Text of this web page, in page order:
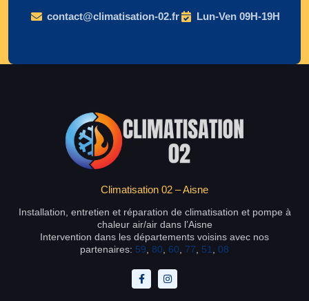
contact@climatisation-02.fr Lun-Ven 09H-19H
Climatisation 02 – Aisne
Installation, entretien et réparation de climatisation et pompe à
chaleur air/air dans l’Aisne
Intervention dans les départements voisins avec nos
partenaires: 59 80 60 77 51 08